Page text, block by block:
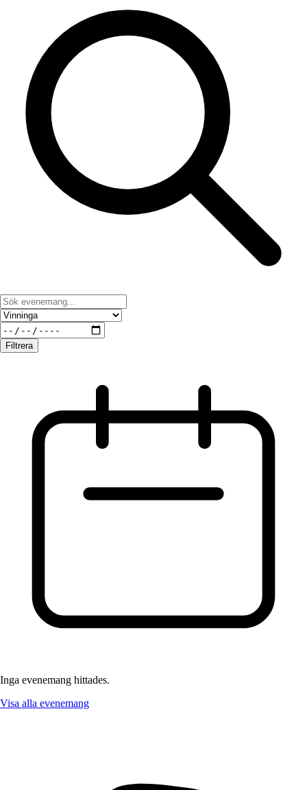
Filtrera
Inga evenemang hittades.
Visa alla evenemang